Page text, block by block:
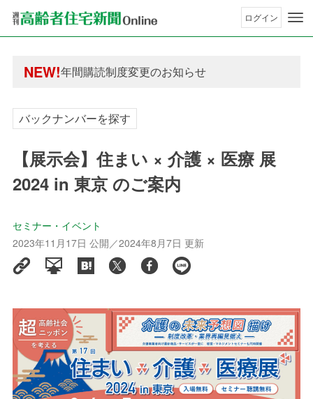
ログイン
NEW!
年間購読制度変更のお知らせ
年間購読制度変更のお知らせ
バックナンバーを探す
【展示会】住まい × 介護 × 医療 展
2024 in 東京 のご案内
セミナー・イベント
2023年11月17日 公開／2024年8月7日 更新